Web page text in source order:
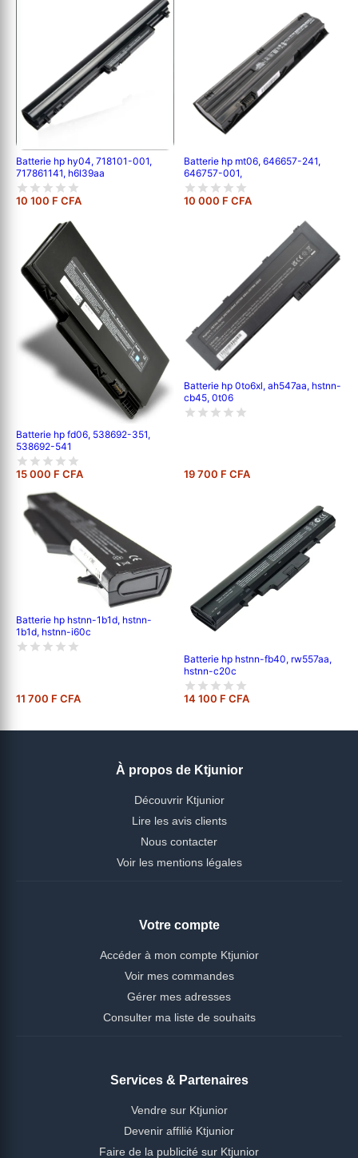
Batterie hp hy04, 718101-001,
717861141, h6l39aa
10 100 F CFA
Batterie hp mt06, 646657-241,
646757-001,
10 000 F CFA
Batterie hp fd06, 538692-351,
538692-541
15 000 F CFA
Batterie hp 0to6xl, ah547aa, hstnn-
cb45, 0t06
19 700 F CFA
Batterie hp hstnn-1b1d, hstnn-
1b1d, hstnn-i60c
11 700 F CFA
Batterie hp hstnn-fb40, rw557aa,
hstnn-c20c
14 100 F CFA
À propos de Ktjunior
Découvrir Ktjunior
Lire les avis clients
Nous contacter
Voir les mentions légales
Votre compte
Accéder à mon compte Ktjunior
Voir mes commandes
Gérer mes adresses
Consulter ma liste de souhaits
Services & Partenaires
Vendre sur Ktjunior
Devenir affilié Ktjunior
Faire de la publicité sur Ktjunior